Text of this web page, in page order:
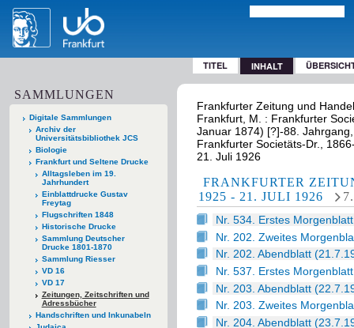
TITEL INHALT
SAMMLUNGEN
Digitale Sammlungen
Archiv der
Universitätsbibliothek JCS
Biologie
Frankfurt und Seltene Drucke
Alltagsleben im 19.
Jahrhundert
Einblattdrucke Gustav
Freytag
Flugschriften 1848
Historische Drucke
Sammlung Deutscher
Drucke 1801-1870
Sammlung Riesser
VD 16
VD 17
Zeitungen, Zeitschriften und
Adressbücher
Handschriften und Inkunabeln
Frankfurter Zeitung und
Frankfurt, M. : Frankfurter
Januar 1874) [?]-88.
Frankfurter Societäts-Dr.,
21. Juli 1926
FRANKFURTER
1925 - 21. JULI 1926
Nr. 534. Erstes
Nr. 202. Zweites
Nr. 202. Abendblatt
Nr. 537. Erstes
Nr. 203. Abendblatt
Nr. 203. Zweites
Nr. 204. Abendblatt